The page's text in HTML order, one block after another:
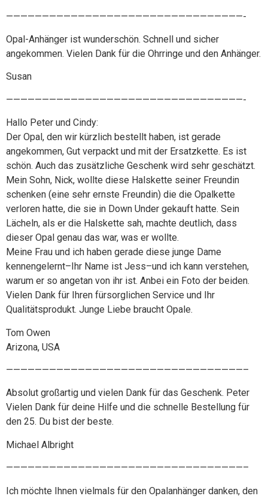
—————————————————————————————————-
Opal-Anhänger ist wunderschön. Schnell und sicher
angekommen. Vielen Dank für die Ohrringe und den Anhänger.
Susan
—————————————————————————————————-
Hallo Peter und Cindy:
Der Opal, den wir kürzlich bestellt haben, ist gerade
angekommen, Gut verpackt und mit der Ersatzkette. Es ist
schön. Auch das zusätzliche Geschenk wird sehr geschätzt.
Mein Sohn, Nick, wollte diese Halskette seiner Freundin
schenken (eine sehr ernste Freundin) die die Opalkette
verloren hatte, die sie in Down Under gekauft hatte. Sein
Lächeln, als er die Halskette sah, machte deutlich, dass
dieser Opal genau das war, was er wollte.
Meine Frau und ich haben gerade diese junge Dame
kennengelernt–Ihr Name ist Jess–und ich kann verstehen,
warum er so angetan von ihr ist. Anbei ein Foto der beiden.
Vielen Dank für Ihren fürsorglichen Service und Ihr
Qualitätsprodukt. Junge Liebe braucht Opale.
Tom Owen
Arizona, USA
—————————————————————————————————–
Absolut großartig und vielen Dank für das Geschenk. Peter
Vielen Dank für deine Hilfe und die schnelle Bestellung für
den 25. Du bist der beste.
Michael Albright
—————————————————————————————————–
Ich möchte Ihnen vielmals für den Opalanhänger danken, den